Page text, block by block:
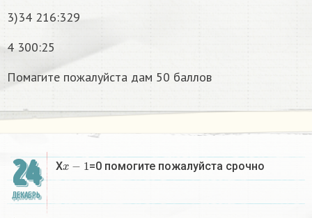
3)34 216:329
4 300:25
Помагите пожалуйста дам 50 баллов
24
ДЕКАБРЬ
Xx−1 =0 помогите пожалуйста срочно